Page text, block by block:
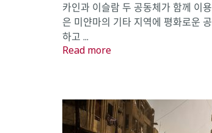
카인과 이슬람 두 공동체가 함께 이
은 미얀마의 기타 지역에 평화로운
하고 ...
Read more